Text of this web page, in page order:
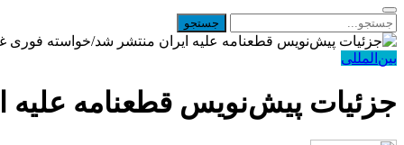
بین‌المللی
جزئیات پیش‌نویس قطعنامه